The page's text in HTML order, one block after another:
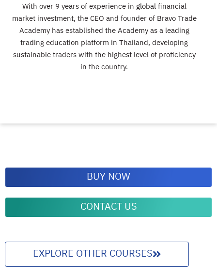
With over 9 years of experience in global financial
market investment, the CEO and founder of Bravo Trade
Academy has established the Academy as a leading
trading education platform in Thailand, developing
sustainable traders with the highest level of proficiency
in the country.
BUY NOW
CONTACT US
EXPLORE OTHER COURSES